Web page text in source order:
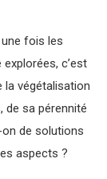
fois les
c’est
la végétalisation
de sa pérennité
de solutions
aspects ?